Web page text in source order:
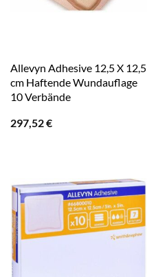
Allevyn Adhesive 12,5 X 12,5
cm Haftende Wundauflage
10 Verbände
297,52€